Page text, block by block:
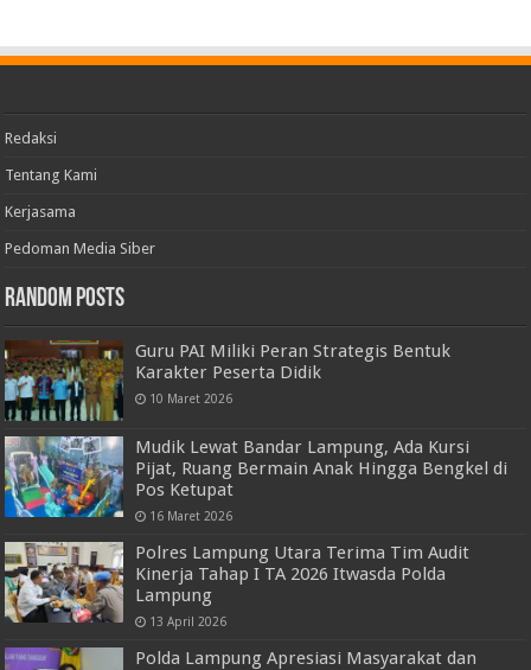
Redaksi
Tentang Kami
Kerjasama
Pedoman Media Siber
Random Posts
Guru PAI Miliki Peran Strategis Bentuk
Karakter Peserta Didik
10 Maret 2026
Mudik Lewat Bandar Lampung, Ada Kursi
Pijat, Ruang Bermain Anak Hingga Bengkel di
Pos Ketupat
16 Maret 2026
Polres Lampung Utara Terima Tim Audit
Kinerja Tahap I TA 2026 Itwasda Polda
Lampung
13 April 2026
Polda Lampung Apresiasi Masyarakat dan